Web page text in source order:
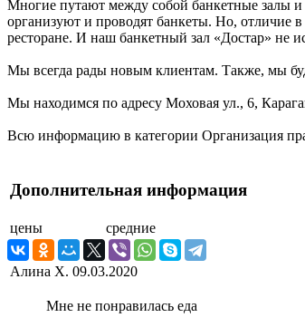
Многие путают между собой банкетные залы
организуют и проводят банкеты. Но, отличие
ресторане. И наш банкетный зал «Достар» не
Мы всегда рады новым клиентам. Также, мы
Мы находимся по адресу Моховая ул., 6,
Всю информацию в категории Организация
Дополнительная информация
цены средние
Алина Х. 09.03.2020
Мне не понравилась еда